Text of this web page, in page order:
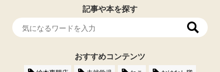
記事や本を探す
おすすめコンテンツ